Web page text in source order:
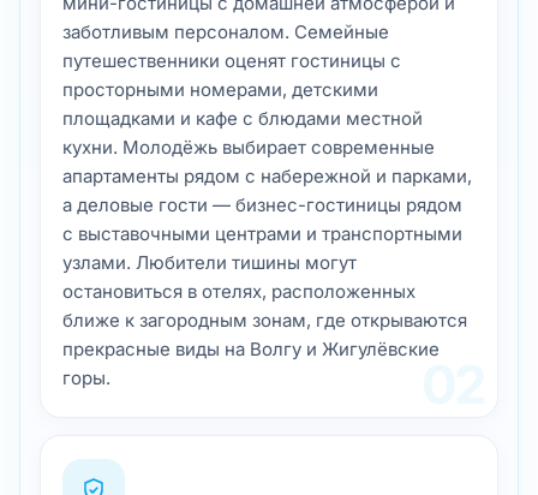
02
кухни. Молодёжь выбирает современные
апартаменты рядом с набережной и парками,
а деловые гости — бизнес-гостиницы рядом
с выставочными центрами и транспортными
узлами. Любители тишины могут
остановиться в отелях, расположенных
ближе к загородным зонам, где открываются
прекрасные виды на Волгу и Жигулёвские
горы.
историческим наследием и неповторимой